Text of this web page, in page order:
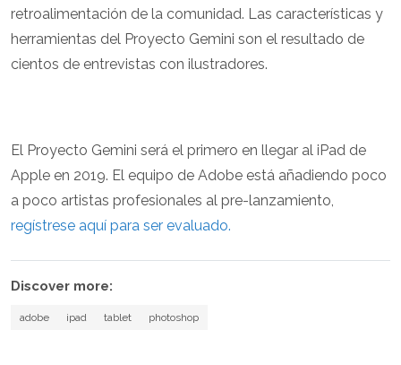
retroalimentación de la comunidad. Las características y
herramientas del Proyecto Gemini son el resultado de
cientos de entrevistas con ilustradores.
El Proyecto Gemini será el primero en llegar al iPad de
Apple en 2019. El equipo de Adobe está añadiendo poco
a poco artistas profesionales al pre-lanzamiento,
regístrese aquí para ser evaluado.
Discover more:
adobe ipad tablet photoshop